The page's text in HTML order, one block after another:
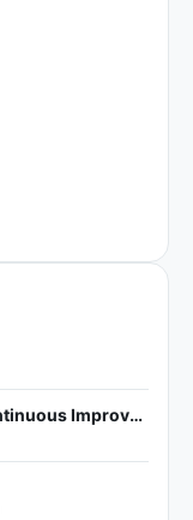
Loss Control Team Leader (Continuous Improvement)